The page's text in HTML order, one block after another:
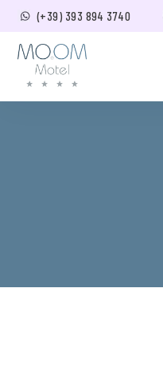
(+39) 393 894 3740